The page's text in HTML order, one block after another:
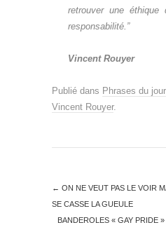
retrouver une
responsabilité.”
Vincent Rouyer
Publié dans Phrases du jour
Vincent Rouyer.
← ON NE VEUT PAS LE VOIR
SE CASSE LA GUEULE
BANDEROLES « GAY PRIDE